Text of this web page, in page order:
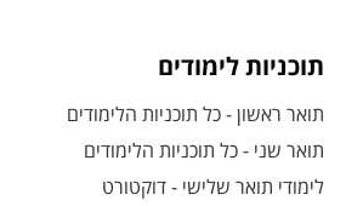
תוכניות לימודים
תואר ראשון - כל תוכניות הלימודים
תואר שני - כל תוכניות הלימודים
לימודי תואר שלישי - דוקטורט